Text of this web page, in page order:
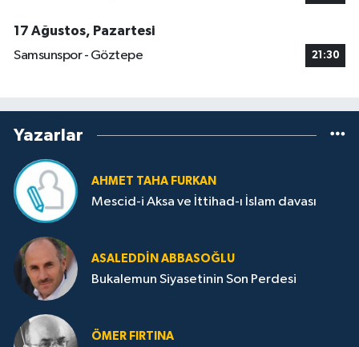
17 Ağustos, Pazartesi
Samsunspor - Göztepe
21:30
Yazarlar
AHMET TAHA FURKAN
Mescid-i Aksa ve İttihad-ı İslam davası
ASALEDDIN ABBASOĞLU
Bukalemun Siyasetinin Son Perdesi
ÖMER FIRTINA